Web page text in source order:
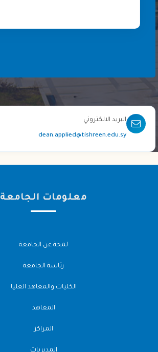
البريد الالكتروني
dean.applied@tishreen.edu.sy
معلومات الجامعة
لمحة عن الجامعة
رئاسة الجامعة
الكليات والمعاهد العليا
المعاهد
المراكز